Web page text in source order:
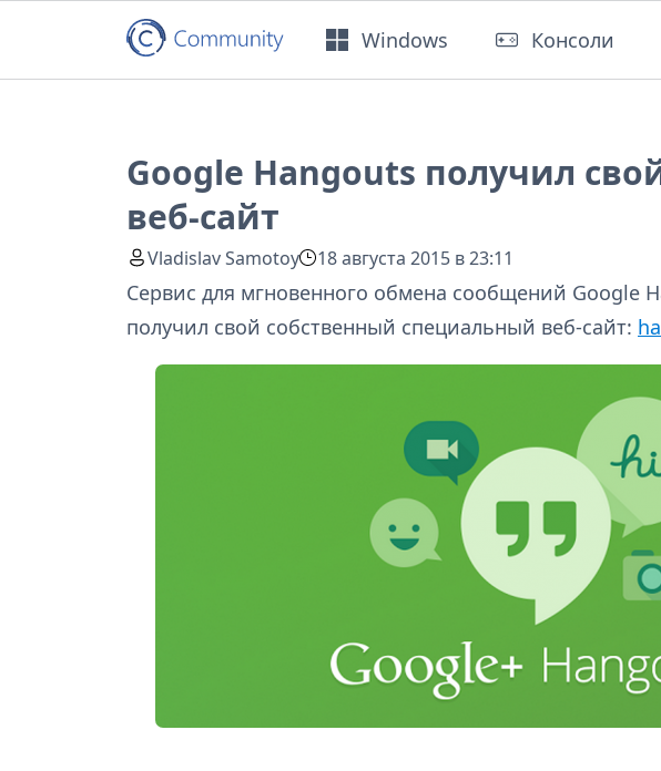
Windows Консоли
Google Hangouts получил
веб-сайт
Vladislav Samotoy 18 августа 2015 в 23:11
Сервис для мгновенного обмена сообщений Google
получил свой собственный специальный веб-сайт: